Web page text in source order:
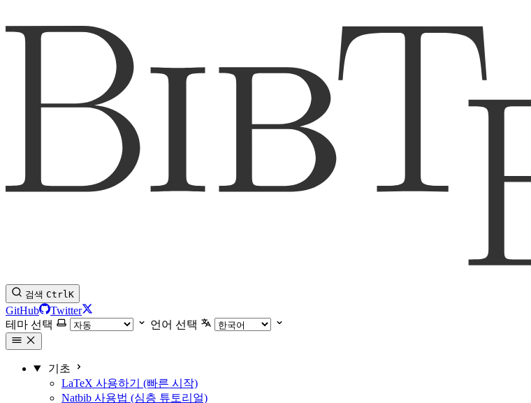
검색 CtrlK
GitHub
Twitter
테마 선택
언어 선택
기초
LaTeX 사용하기 (빠른 시작)
Natbib 사용법 (심층 튜토리얼)